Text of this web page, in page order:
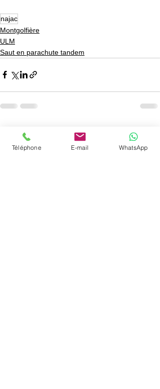
najac
Montgolfière
ULM
Saut en parachute tandem
Posts récents Voir tout
Téléphone E-mail WhatsApp